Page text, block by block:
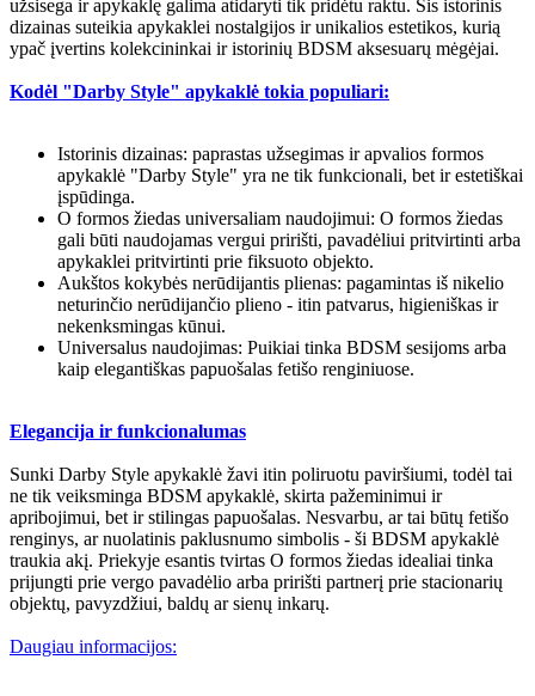
užsisega ir apykaklę galima atidaryti tik pridėtu raktu. Šis istorinis
dizainas suteikia apykaklei nostalgijos ir unikalios estetikos, kurią
ypač įvertins kolekcininkai ir istorinių BDSM aksesuarų mėgėjai.
Kodėl "Darby Style" apykaklė tokia populiari:
Istorinis dizainas: paprastas užsegimas ir apvalios formos
apykaklė "Darby Style" yra ne tik funkcionali, bet ir estetiškai
įspūdinga.
O formos žiedas universaliam naudojimui: O formos žiedas
gali būti naudojamas vergui pririšti, pavadėliui pritvirtinti arba
apykaklei pritvirtinti prie fiksuoto objekto.
Aukštos kokybės nerūdijantis plienas: pagamintas iš nikelio
neturinčio nerūdijančio plieno - itin patvarus, higieniškas ir
nekenksmingas kūnui.
Universalus naudojimas: Puikiai tinka BDSM sesijoms arba
kaip elegantiškas papuošalas fetišo renginiuose.
Elegancija ir funkcionalumas
Sunki Darby Style apykaklė žavi itin poliruotu paviršiumi, todėl tai
ne tik veiksminga BDSM apykaklė, skirta pažeminimui ir
apribojimui, bet ir stilingas papuošalas. Nesvarbu, ar tai būtų fetišo
renginys, ar nuolatinis paklusnumo simbolis - ši BDSM apykaklė
traukia akį. Priekyje esantis tvirtas O formos žiedas idealiai tinka
prijungti prie vergo pavadėlio arba pririšti partnerį prie stacionarių
objektų, pavyzdžiui, baldų ar sienų inkarų.
Daugiau informacijos: